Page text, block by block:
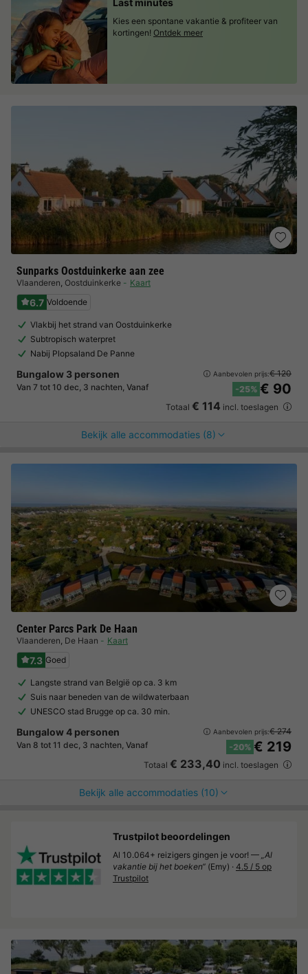
Sunparks Oostduinkerke aan zee
Vlaanderen, Oostduinkerke Kaart
6.7 Voldoende
Vlakbij het strand van Oostduinkerke
Subtropisch waterpret
Nabij Plopsaland De Panne
Bungalow 3 personen
Van 7 tot 10 dec, 3 nachten, Vanaf
Aanbevolen prijs:€ 120
-25% € 90
Totaal € 114 incl. toeslagen
Bekijk alle accommodaties (8)
Center Parcs Park De Haan
Vlaanderen, De Haan Kaart
7.3 Goed
Langste strand van België op ca. 3 km
Suis naar beneden van de wildwaterbaan
UNESCO stad Brugge op ca. 30 min.
Bungalow 4 personen
Van 8 tot 11 dec, 3 nachten, Vanaf
Aanbevolen prijs:€ 274
-20% € 219
Totaal € 233,40 incl. toeslagen
Bekijk alle accommodaties (10)
Last minutes
Kies een spontane vakantie & profiteer van
kortingen! Ontdek meer
Trustpilot beoordelingen
Al 10.064+ reizigers gingen je voor! — „Al
vakantie bij het boeken“ (Emy) · 4.5 / 5 op
Trustpilot